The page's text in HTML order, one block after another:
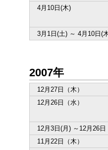
4月10日(木)
3月1日(土) ～ 4月10日(
2007年
12月27日（木）
12月26日（水）
12月3日(月) ～12月26日
11月22日（木）